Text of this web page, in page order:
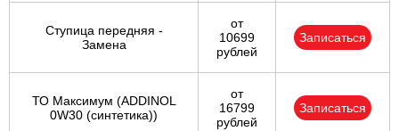
Ступица передняя -
Замена
от
10699
рублей
Записаться
ТО Максимум (ADDINOL
0W30 (синтетика))
от
16799
рублей
Записаться